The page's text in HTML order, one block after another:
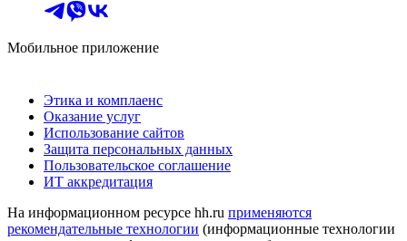
Мобильное приложение
Этика и комплаенс
Оказание услуг
Использование сайтов
Защита персональных данных
Пользовательское соглашение
ИТ аккредитация
На информационном ресурсе hh.ru применяются
рекомендательные технологии (информационные технологии